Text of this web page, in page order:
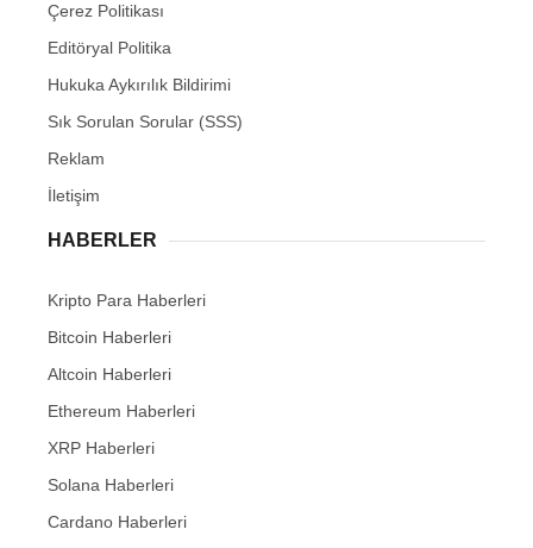
Çerez Politikası
Editöryal Politika
Hukuka Aykırılık Bildirimi
Sık Sorulan Sorular (SSS)
Reklam
İletişim
HABERLER
Kripto Para Haberleri
Bitcoin Haberleri
Altcoin Haberleri
Ethereum Haberleri
XRP Haberleri
Solana Haberleri
Cardano Haberleri